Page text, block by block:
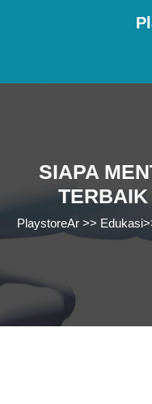
SIAPA
PlaystoreAr>> Edukasi